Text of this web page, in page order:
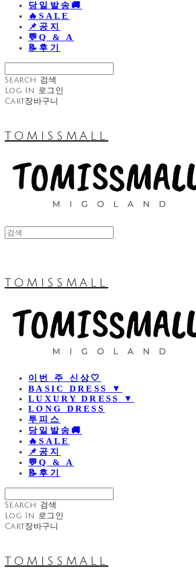
당일발송🚚
🔥SALE
📌공지
💬Q & A
📝후기
Search 검색
Log In 로그인
Cart장바구니
TOMISSMALL
TOMISSMALL
이번 주 신상🤍
BASIC DRESS ▼
LUXURY DRESS ▼
LONG DRESS
투피스
당일발송🚚
🔥SALE
📌공지
💬Q & A
📝후기
Search 검색
Log In
로그인
Cart장바구니
TOMISSMALL